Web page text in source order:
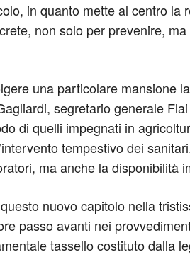
in quanto mette al centro la
non solo per prevenire,
una particolare mansione
segretario generale
di quelli impegnati in
tempestivo dei
ma anche la disponibilità
nuovo capitolo nella
passo avanti nei
tassello costituto dalla